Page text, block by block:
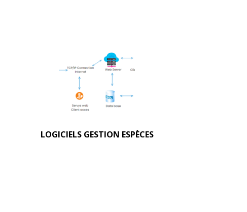
LOGICIELS GESTION ESPÈCES